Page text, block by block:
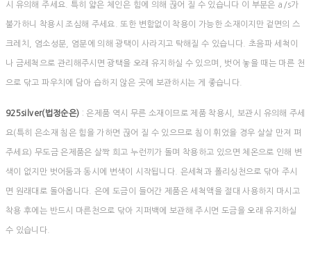
시 유의해 주세요. 특히 얇은 체인은 힘에 의해 끊어 질 수 있습니다 이 부분은 a/s가
불가하니 착용시 조심해 주세요. 또한 변함없이 착용이 가능한 소재이지만 겉면의 스
크레치, 염소성분, 염분에 의해 광택이 사라지고 탁해질 수 있습니다. 초음파 세척이
나 금세척으로 관리해주시면 광택을 오래 유지하실 수 있으며, 벗어 놓을 때는 마른 천
으로 닦고 파우치에 담아 습하지 않은 곳에 보관하시는 게 좋습니다.
925silver(법정순은) : 은제품 역시 무른 소재이므로 제품 착용시, 보관시 유의해 주세
요(특히 은소재 침은 힘을 가하면 끊어 질 수 있으므로 침이 휘었을 경우 살살 만져 펴
주세요) 무도금 은제품은 살짝 희고 누런끼가 돌며 착용하고 있으면 체온으로 인해 변
색이 없지만 벗어둠과 동시에 변색이 시작됩니다. 은세척과 폴리싱천으로 닦아 주시
면 원래대로 돌아옵니다. 은에 도금이 들어간 제품은 세척액을 절대 사용하지 마시고
착용 후에는 반드시 마른천으로 닦아 지퍼백에 보관해 주시면 도금을 오래 유지하실
수 있습니다.